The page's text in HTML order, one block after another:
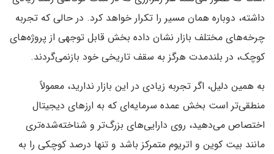
داشته، دوباره همان مسیر را تکرار خواهد کرد. در حالی که تجربه
چرخه‌های مختلف بازار نشان داده بخش قابل توجهی از پروژه‌های
کوچک، در بلندمدت هرگز به سقف تاریخی خود بازنمی‌گردند.
به همین دلیل، اگر تجربه زیادی در این بازار ندارید، معمولاً
منطقی‌تر است بخش عمده سرمایه‌ای که به ارزهای دیجیتال
اختصاص می‌دهید، روی دارایی‌های بزرگ‌تر و شناخته‌شده‌تری
مانند بیت کوین و اتریوم متمرکز باشد و تنها درصد کوچکی را به